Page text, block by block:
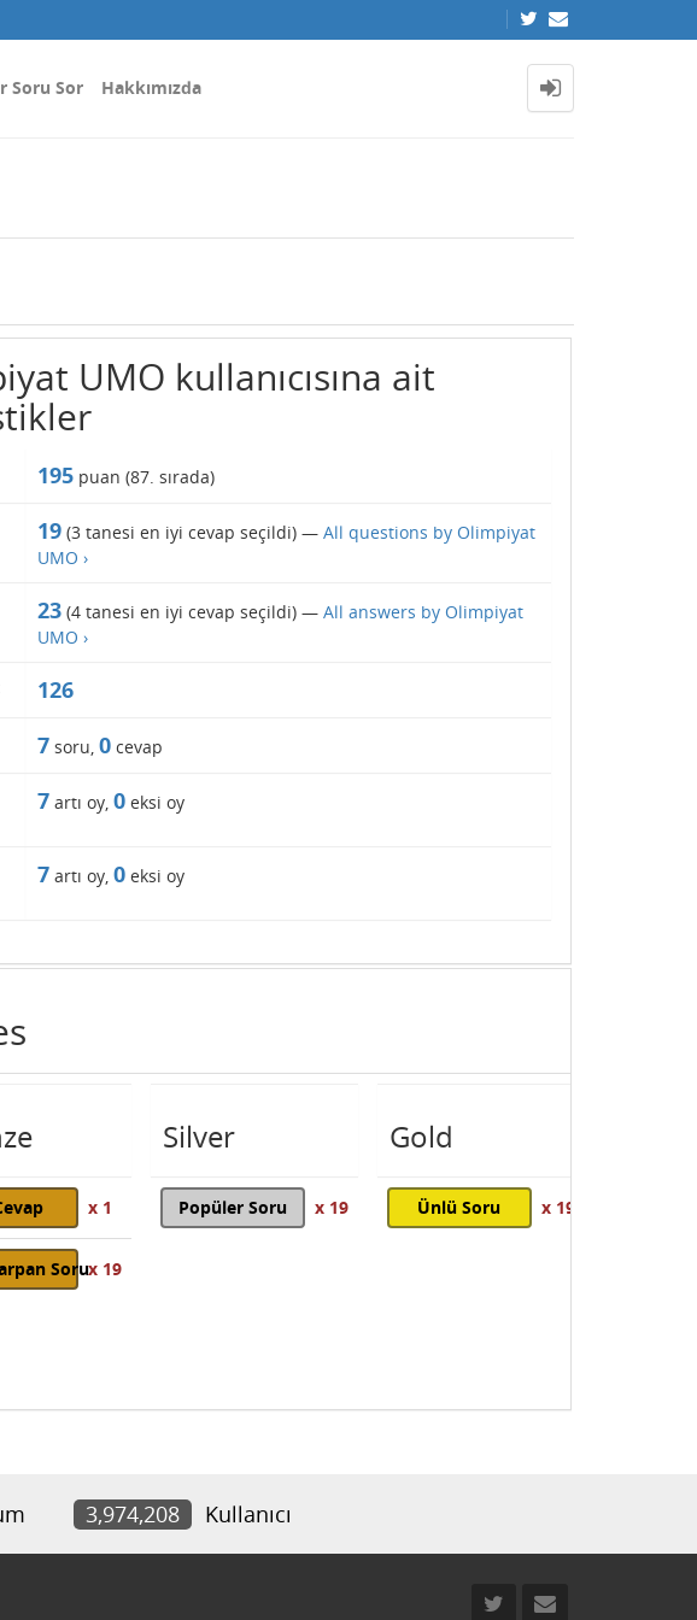
Soru Sor Hakkımızda
UMO kullanıcısına ait
195puan (87. sırada)
19(3tanesi en iyi cevap seçildi) — All questions by Olimpiyat
UMO ›
23(4tanesi en iyi cevap seçildi) — All answers by Olimpiyat
UMO ›
126
7soru, 0cevap
7artı oy, 0eksi oy
7artı oy, 0eksi oy
x 1
Sorux 19
Silver
Popüler Soru x 19
Gold
Ünlü Soru x 19
3,974,208 Kullanıcı